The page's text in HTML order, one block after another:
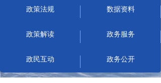
政策法规 数据资料
政策解读 政务服务
政民互动 政务公开